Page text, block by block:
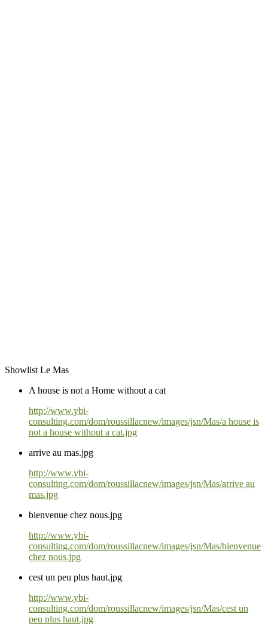
Showlist Le Mas
A house is not a Home without a cat
http://www.ybi-
consulting.com/dom/roussillacnew/images/jsn/Mas/a house is
not a house without a cat.jpg
arrive au mas.jpg
http://www.ybi-
consulting.com/dom/roussillacnew/images/jsn/Mas/arrive au
mas.jpg
bienvenue chez nous.jpg
http://www.ybi-
consulting.com/dom/roussillacnew/images/jsn/Mas/bienvenue
chez nous.jpg
cest un peu plus haut.jpg
http://www.ybi-
consulting.com/dom/roussillacnew/images/jsn/Mas/cest un
peu plus haut.jpg